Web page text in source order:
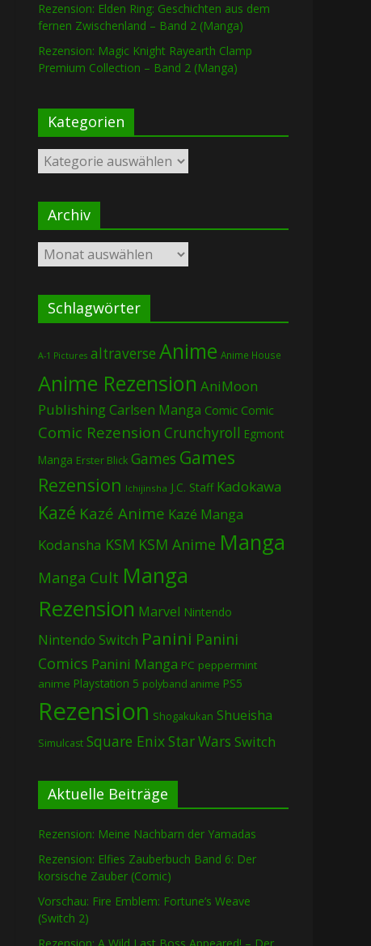
Rezension: Elden Ring: Geschichten aus dem
fernen Zwischenland – Band 2 (Manga)
Rezension: Magic Knight Rayearth Clamp
Premium Collection – Band 2 (Manga)
Kategorien
Kategorien
Archiv
Archiv
Schlagwörter
A-1 Pictures altraverse Anime Anime House
Anime Rezension AniMoon
PublishingCarlsen Manga Comic Comic
Comic Rezension Crunchyroll Egmont
Manga Erster Blick Games Games
Rezension Ichijinsha J.C. Staff Kadokawa
Kazé Kazé Anime Kazé Manga
Kodansha KSM KSM Anime Manga
Manga Cult Manga
Rezension Marvel Nintendo
Nintendo Switch Panini Panini
Comics Panini Manga PC peppermint
anime Playstation 5 polyband anime PS5
Rezension Shogakukan Shueisha
Simulcast Square EnixStar Wars Switch
Aktuelle Beiträge
Rezension: Meine Nachbarn der Yamadas
Rezension: Elfies Zauberbuch Band 6: Der
korsische Zauber (Comic)
Vorschau: Fire Emblem: Fortune’s Weave
(Switch 2)